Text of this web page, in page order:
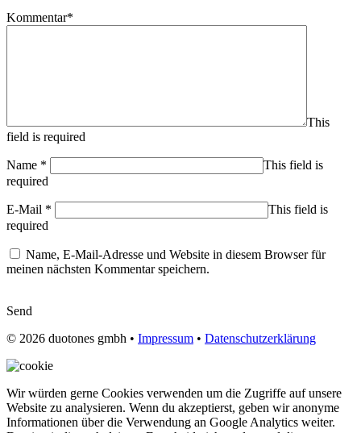
Kommentar*
This
field is required
Name *
This field is
required
E-Mail *
This field is
required
Name, E-Mail-Adresse und Website in diesem Browser für
meinen nächsten Kommentar speichern.
Send
© 2026 duotones gmbh • Impressum • Datenschutzerklärung
Wir würden gerne Cookies verwenden um die Zugriffe auf unsere
Website zu analysieren. Wenn du akzeptierst, geben wir anonyme
Informationen über die Verwendung an Google Analytics weiter.